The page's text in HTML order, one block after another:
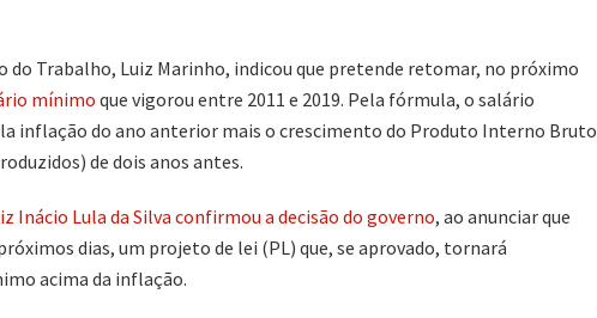
Trabalho, Luiz Marinho, indicou que pretende retomar, no próximo
mínimo que vigorou entre 2011 e 2019. Pela fórmula, o salário
inflação do ano anterior mais o crescimento do Produto Interno Bruto
de dois anos antes.
Inácio Lula da Silva confirmou a decisão do governo, ao anunciar que
dias, um projeto de lei (PL) que, se aprovado, tornará
acima da inflação.